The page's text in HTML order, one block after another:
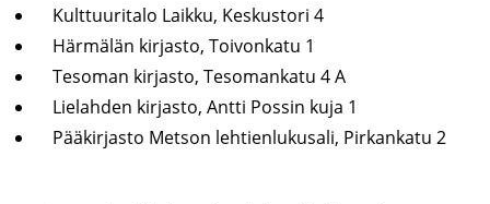
Kult­tuu­ri­ta­lo Laik­ku, Kes­kus­to­ri 4
Här­mä­län kir­jas­to, Toi­von­ka­tu 1
Te­so­man kir­jas­to, Te­so­man­ka­tu 4 A
Lie­lah­den kir­jas­to, Antti Pos­sin kuja 1
Pää­kir­jas­to Met­son leh­tien­lu­kusa­li, Pir­kan­ka­tu 2